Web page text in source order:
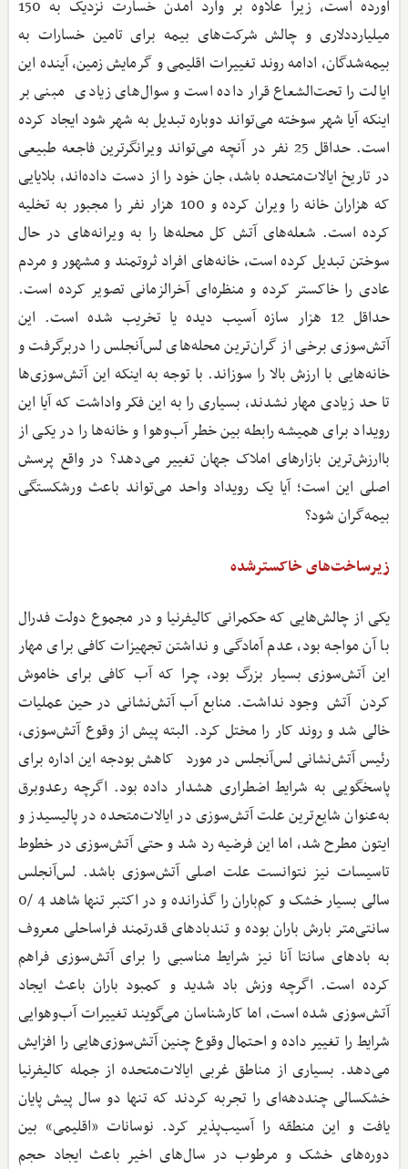
آورده است، زیرا علاوه بر وارد آمدن خسارت نزدیک به 150
میلیارددلاری و چالش شرکت‌های بیمه برای تامین خسارات به
بیمه‌شدگان، ادامه روند تغییرات اقلیمی و گرمایش زمین، آینده این
ایالت را تحت‌الشعاع قرار داده است و سوال‌های زیادی مبنی بر
اینکه آیا شهر سوخته می‌تواند دوباره تبدیل به شهر شود ایجاد کرده
است. حداقل 25 نفر در آنچه می‌تواند ویرانگرترین فاجعه طبیعی
در تاریخ ایالات‌متحده باشد، جان خود را از دست داده‌اند، بلایایی
که هزاران خانه را ویران کرده و 100 هزار نفر را مجبور به تخلیه
کرده است. شعله‌های آتش کل محله‌ها را به ویرانه‌های در حال
سوختن تبدیل کرده است، خانه‌های افراد ثروتمند و مشهور و مردم
عادی را خاکستر کرده و منظره‌ای آخرالزمانی تصویر کرده است.
حداقل 12 هزار سازه آسیب ‌دیده یا تخریب‌ شده است. این
آتش‌سوزی برخی از گران‌ترین محله‌های لس‌آنجلس را دربرگرفت و
خانه‌هایی با ارزش بالا را سوزاند. با توجه به اینکه این آتش‌سوزی‌ها
تا حد زیادی مهار نشدند، بسیاری را به این فکر واداشت که آیا این
رویداد برای همیشه رابطه بین خطر آب‌وهوا و خانه‌ها را در یکی از
باارزش‌ترین بازارهای املاک جهان تغییر می‌دهد؟ در واقع پرسش
اصلی این است؛ آیا یک رویداد واحد می‌تواند باعث ورشکستگی
بیمه‌گران شود؟
زیرساخت‌های خاکسترشده
یکی از چالش‌هایی که حکمرانی کالیفرنیا و در مجموع دولت فدرال
با آن مواجه بود، عدم آمادگی و نداشتن تجهیزات کافی برای مهار
این آتش‌سوزی بسیار بزرگ بود، چرا که آب کافی برای خاموش
کردن آتش‌ وجود نداشت. منابع آب آتش‌نشانی در حین عملیات
خالی شد و روند کار را مختل کرد. البته پیش از وقوع آتش‌سوزی،
رئیس آتش‌نشانی لس‌آنجلس در مورد کاهش بودجه این اداره برای
پاسخگویی به شرایط اضطراری هشدار داده بود. اگرچه رعدوبرق
به‌عنوان شایع‌ترین علت آتش‌سوزی در ایالات‌متحده در پالیسیدز و
ایتون مطرح شد، اما این فرضیه رد شد و حتی آتش‌سوزی در خطوط
تاسیسات نیز نتوانست علت اصلی آتش‌سوزی باشد. لس‌آنجلس
سالی بسیار خشک و کم‌باران را گذرانده و در اکتبر تنها شاهد 4 /0
سانتی‌متر بارش باران بوده و تندبادهای قدرتمند فراساحلی معروف
به بادهای سانتا آنا نیز شرایط مناسبی را برای آتش‌سوزی فراهم
کرده است. اگرچه وزش باد شدید و کمبود باران باعث ایجاد
آتش‌سوزی شده است، اما کارشناسان می‌گویند تغییرات آب‌وهوایی
شرایط را تغییر داده و احتمال وقوع چنین آتش‌سوزی‌هایی را افزایش
می‌دهد. بسیاری از مناطق غربی ایالات‌متحده از جمله کالیفرنیا
خشکسالی چنددهه‌ای را تجربه کردند که تنها دو سال پیش پایان
یافت و این منطقه را آسیب‌پذیر کرد. نوسانات «اقلیمی» بین
دوره‌های خشک و مرطوب در سال‌های اخیر باعث ایجاد حجم